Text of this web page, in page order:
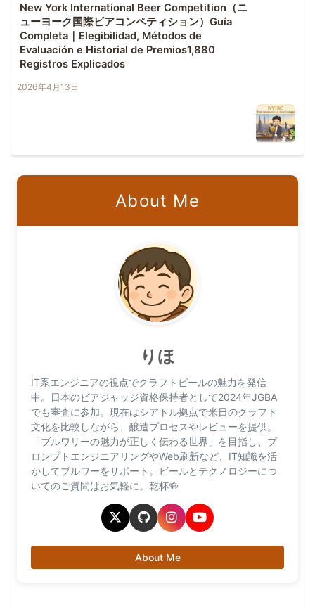
New York International Beer Competition（ニ
ューヨーク国際ビアコンペティション）Guía
Completa｜Elegibilidad, Métodos de
Evaluación e Historial de Premios1,880
Registros Explicados
2026年4月13日
About Me
りほ
IT系エンジニアの視点でクラフトビールの魅力を発信
中。日本のビアジャッジ資格保持者として2024年JGBA
でも審査に参加。現在はシアトル拠点で米日のクラフト
文化を比較しながら、醸造プロセスやレビューを提供。
「ブルワリーの魅力が正しく伝わる世界」を目指し、プ
ロンプトエンジニアリングやWeb刷新など、IT知識を活
かしてブルワーをサポート。ビールとテクノロジーにつ
いてのご質問はお気軽に。乾杯🍻
About Me